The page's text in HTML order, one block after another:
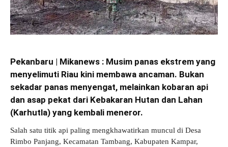
Pekanbaru | Mikanews : Musim panas ekstrem yang
menyelimuti Riau kini membawa ancaman. Bukan
sekadar panas menyengat, melainkan kobaran api
dan asap pekat dari Kebakaran Hutan dan Lahan
(Karhutla) yang kembali meneror.
Salah satu titik api paling mengkhawatirkan muncul di Desa
Rimbo Panjang, Kecamatan Tambang, Kabupaten Kampar,